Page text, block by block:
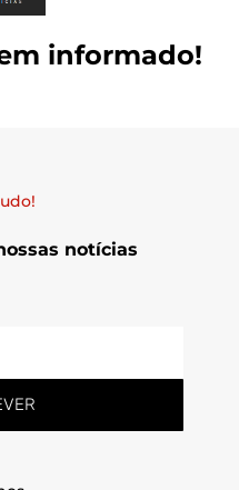
informado!
notícias